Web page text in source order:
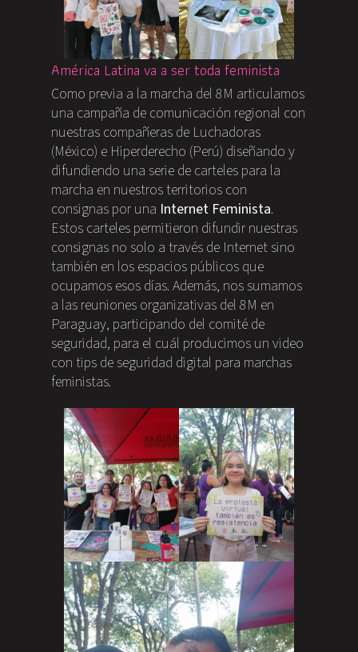
América Latina va a ser toda feminista
Como previa a la marcha del 8M articulamos
una campaña de comunicación regional con
nuestras compañeras de Luchadoras
(México) e Hiperderecho (Perú) diseñando y
difundiendo una serie de carteles para la
marcha en nuestros territorios con
consignas por una Internet Feminista.
Estos carteles permitieron difundir nuestras
consignas no solo a través de Internet sino
también en los espacios públicos que
ocupamos esos días. Además, nos sumamos
a las reuniones organizativas del 8M en
Paraguay, participando del comité de
seguridad, para el cuál producimos un video
con tips de seguridad digital para marchas
feministas.